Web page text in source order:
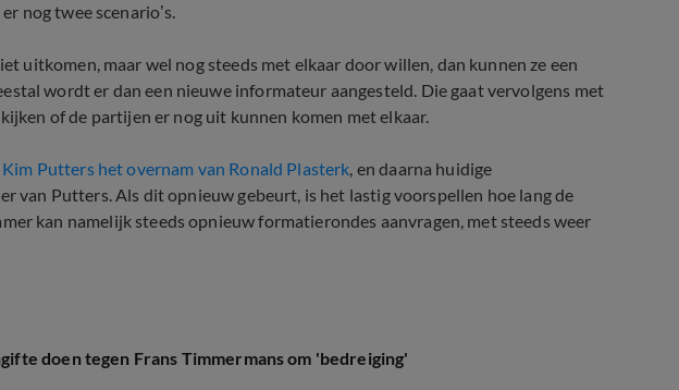
nog twee scenario’s.
uitkomen, maar wel nog steeds met elkaar door willen, dan kunnen ze een
wordt er dan een nieuwe informateur aangesteld. Die gaat vervolgens met
of de partijen er nog uit kunnen komen met elkaar.
Kim Putters het overnam van Ronald Plasterk, en daarna huidige
van Putters. Als dit opnieuw gebeurt, is het lastig voorspellen hoe lang de
kan namelijk steeds opnieuw formatierondes aanvragen, met steeds weer
doen tegen Frans Timmermans om 'bedreiging'